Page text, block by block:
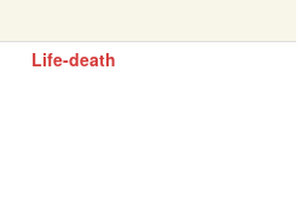
Life-death